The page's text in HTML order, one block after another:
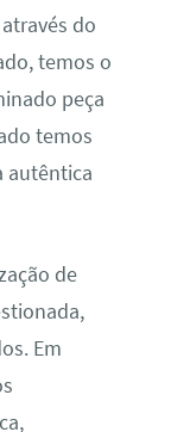
do
temos o
peça
temos
autêntica
de
Em